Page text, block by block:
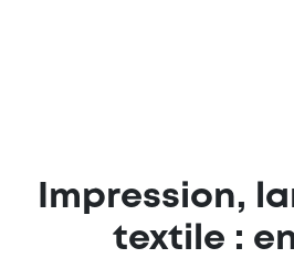
Impression,
textile :